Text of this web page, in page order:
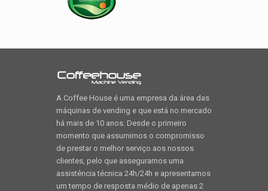
A Coffee House é uma empresa da área das
máquinas de vending e que está no mercado
há mais de 10 anos. Desde o primeiro
momento que assumimos o compromisso
de prestar o melhor serviço aos nossos
clientes, pelo que asseguramos uma
assistência técnica 24h/24h e apresentamos
um tempo de resposta médio de apenas 2